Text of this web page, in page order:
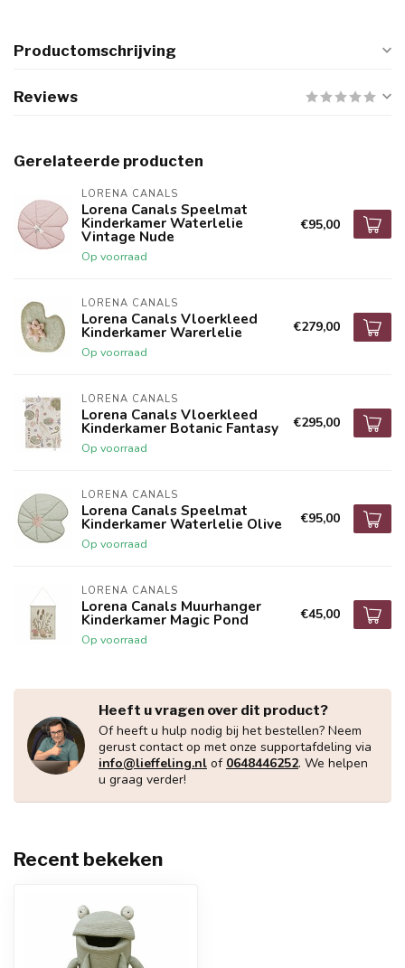
Productomschrijving
Reviews
Gerelateerde producten
LORENA CANALS
Lorena Canals Speelmat
Kinderkamer Waterlelie
Vintage Nude
Op voorraad
€95,00
LORENA CANALS
Lorena Canals Vloerkleed
Kinderkamer Warerlelie
Op voorraad
€279,00
LORENA CANALS
Lorena Canals Vloerkleed
Kinderkamer Botanic Fantasy
Op voorraad
€295,00
LORENA CANALS
Lorena Canals Speelmat
Kinderkamer Waterlelie Olive
Op voorraad
€95,00
LORENA CANALS
Lorena Canals Muurhanger
Kinderkamer Magic Pond
Op voorraad
€45,00
Heeft u vragen over dit product?
Of heeft u hulp nodig bij het bestellen? Neem
gerust contact op met onze supportafdeling via
info@lieffeling.nl of 0648446252. We helpen
u graag verder!
Recent bekeken